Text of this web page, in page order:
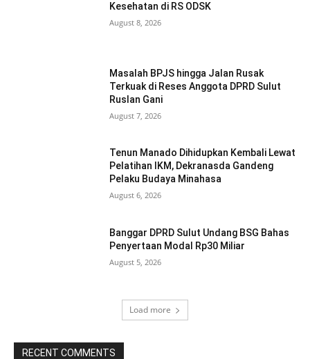
Kesehatan di RS ODSK
August 8, 2026
Masalah BPJS hingga Jalan Rusak
Terkuak di Reses Anggota DPRD Sulut
Ruslan Gani
August 7, 2026
Tenun Manado Dihidupkan Kembali Lewat
Pelatihan IKM, Dekranasda Gandeng
Pelaku Budaya Minahasa
August 6, 2026
Banggar DPRD Sulut Undang BSG Bahas
Penyertaan Modal Rp30 Miliar
August 5, 2026
Load more
RECENT COMMENTS